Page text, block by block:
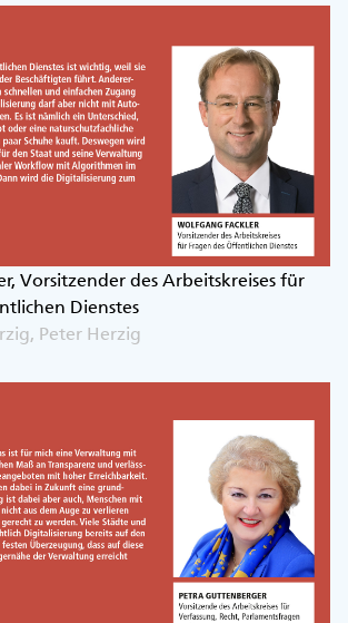
Vorsitzender des Arbeitskreises für
Dienstes
Peter Herzig